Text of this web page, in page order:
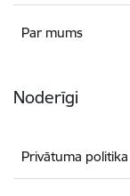
Par mums
Noderīgi
Privātuma politika